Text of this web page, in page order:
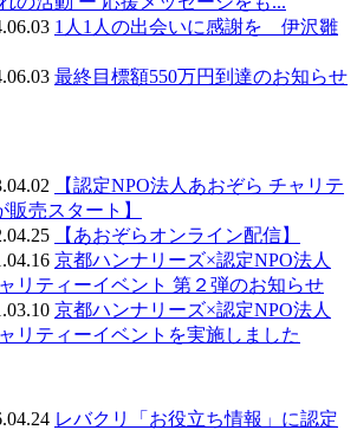
1人1人の出会いに感謝を 伊沢雛
最終目標額550万円到達のお知らせ
【認定NPO法人あおぞら チャリテ
販売スタート】
【あおぞらオンライン配信】
京都ハンナリーズ×認定NPO法人
リティーイベント 第２弾のお知らせ
京都ハンナリーズ×認定NPO法人
リティーイベントを実施しました
レバクリ「お役立ち情報」に認定